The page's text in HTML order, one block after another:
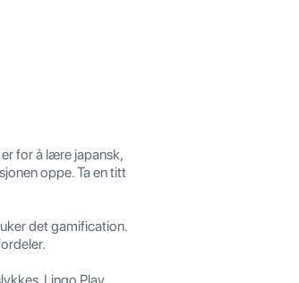
for å lære japansk,
oppe. Ta en titt
det gamification.
Lingo Play